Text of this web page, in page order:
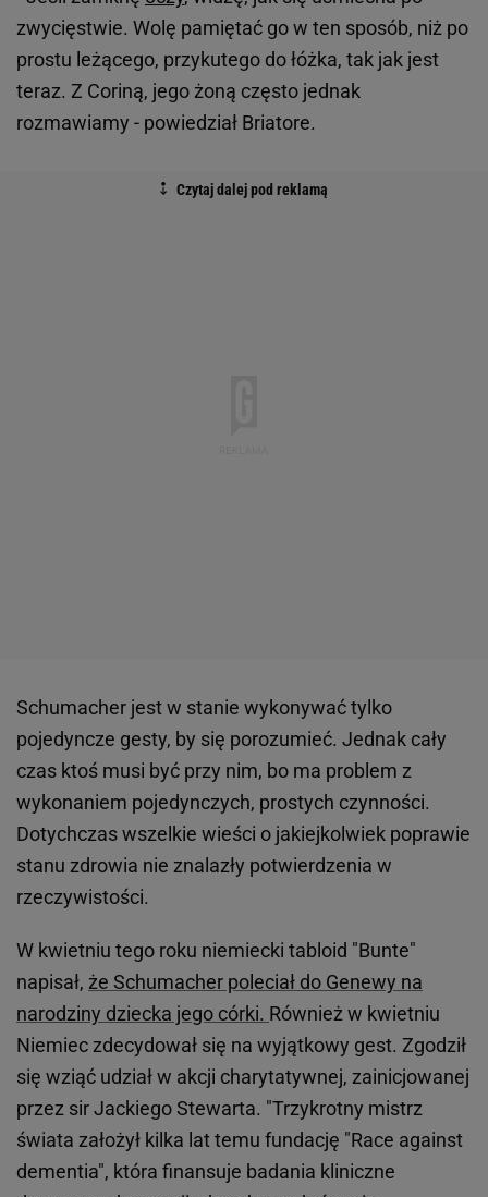
zwycięstwie. Wolę pamiętać go w ten sposób, niż po
prostu leżącego, przykutego do łóżka, tak jak jest
teraz. Z Coriną, jego żoną często jednak
rozmawiamy - powiedział Briatore.
Schumacher jest w stanie wykonywać tylko
pojedyncze gesty, by się porozumieć. Jednak cały
czas ktoś musi być przy nim, bo ma problem z
wykonaniem pojedynczych, prostych czynności.
Dotychczas wszelkie wieści o jakiejkolwiek poprawie
stanu zdrowia nie znalazły potwierdzenia w
rzeczywistości.
W kwietniu tego roku niemiecki tabloid "Bunte"
napisał, że Schumacher poleciał do Genewy na
narodziny dziecka jego córki. Również w kwietniu
Niemiec zdecydował się na wyjątkowy gest. Zgodził
się wziąć udział w akcji charytatywnej, zainicjowanej
przez sir Jackiego Stewarta. "Trzykrotny mistrz
świata założył kilka lat temu fundację "Race against
dementia", która finansuje badania kliniczne